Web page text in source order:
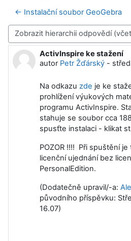
← Instalační soubor GeoGebra
Režim zobrazení
ActivInspire ke stažení
autor Petr Žďárský -
Počet odpovědí: 0
Na odkazu zde je ke
prohlížení výukových
programu ActivInspire.
stahuje se soubor cca
spusťte instalaci - klikat
POZOR !!!! Při spuštění
licenční ujednání bez
PersonalEdition.
(Dodatečně upravil/-a:
původního příspěvku:
16.07)